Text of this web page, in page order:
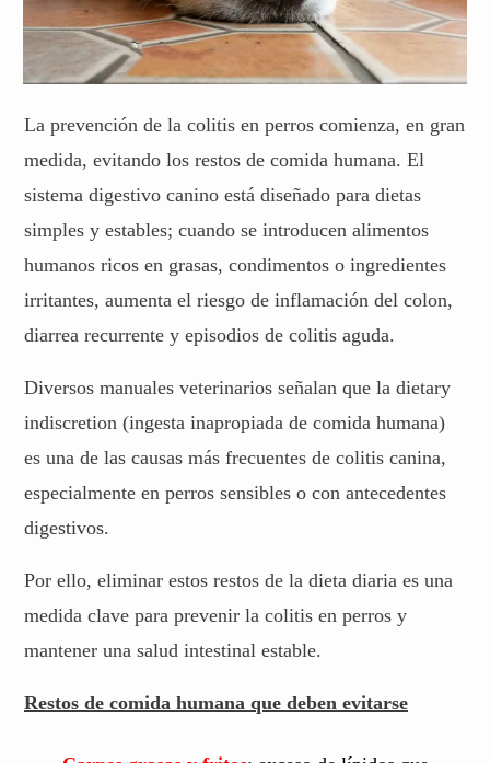
La prevención de la colitis en perros comienza, en gran
medida, evitando los restos de comida humana. El
sistema digestivo canino está diseñado para dietas
simples y estables; cuando se introducen alimentos
humanos ricos en grasas, condimentos o ingredientes
irritantes, aumenta el riesgo de inflamación del colon,
diarrea recurrente y episodios de colitis aguda.
Diversos manuales veterinarios señalan que la dietary
indiscretion (ingesta inapropiada de comida humana)
es una de las causas más frecuentes de colitis canina,
especialmente en perros sensibles o con antecedentes
digestivos.
Por ello, eliminar estos restos de la dieta diaria es una
medida clave para prevenir la colitis en perros y
mantener una salud intestinal estable.
Restos de comida humana que deben evitarse